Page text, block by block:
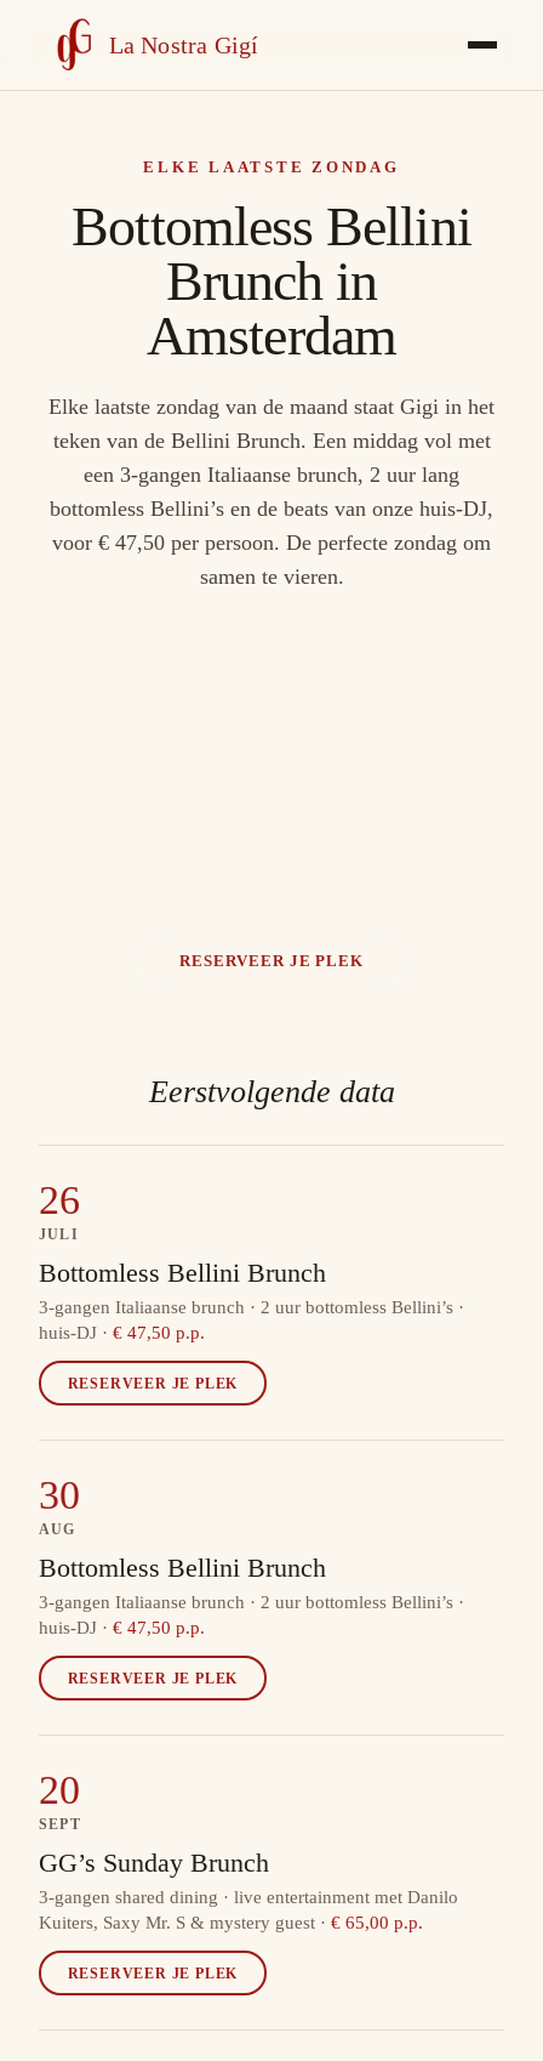
La Nostra Gigí
ELKE LAATSTE ZONDAG
Bottomless Bellini
Brunch in
Amsterdam
Elke laatste zondag van de maand staat Gigi in het
teken van de Bellini Brunch. Een middag vol met
een 3-gangen Italiaanse brunch, 2 uur lang
bottomless Bellini’s en de beats van onze huis-DJ,
voor € 47,50 per persoon. De perfecte zondag om
samen te vieren.
RESERVEER JE PLEK
Eerstvolgende data
26
JULI
Bottomless Bellini Brunch
3-gangen Italiaanse brunch · 2 uur bottomless Bellini’s ·
huis-DJ · € 47,50 p.p.
RESERVEER JE PLEK
30
AUG
Bottomless Bellini Brunch
3-gangen Italiaanse brunch · 2 uur bottomless Bellini’s ·
huis-DJ · € 47,50 p.p.
RESERVEER JE PLEK
20
SEPT
GG’s Sunday Brunch
3-gangen shared dining · live entertainment met Danilo
Kuiters, Saxy Mr. S & mystery guest · € 65,00 p.p.
RESERVEER JE PLEK